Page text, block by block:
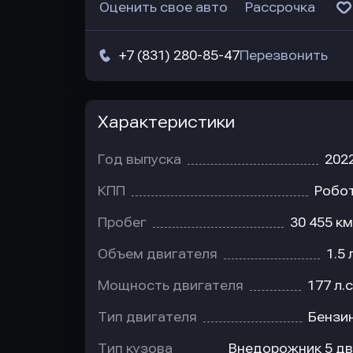
Оценить свое авто Рассрочка
+7 (831) 280-85-47Перезвонить
Характеристики
Год выпуска
КПП
Пробег 30 455
Объем двигателя 1.5
Мощность двигателя 177
Тип двигателя
Тип кузова Внедорожник 5